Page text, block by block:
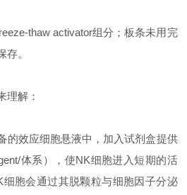
activator组分；板条未用完
存。
理解：
的效应细胞悬液中，加入试剂盒提供
体系），使NK细胞进入短期的活
胞会通过其脱颗粒与细胞因子分泌